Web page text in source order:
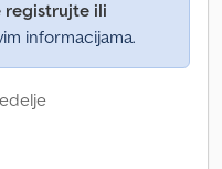
registrujte ili
informacijama.